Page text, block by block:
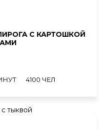
С КАРТОШКОЙ
4100 ЧЕЛ